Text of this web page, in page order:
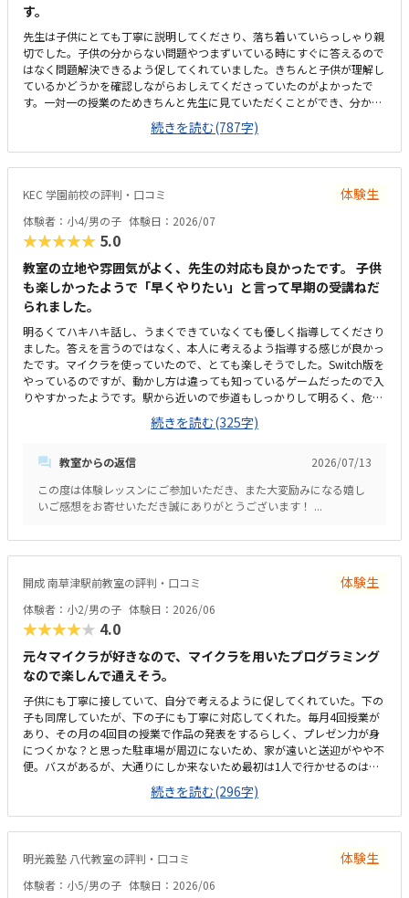
す。
先生は子供にとても丁寧に説明してくださり、落ち着いていらっしゃり親
切でした。子供の分からない問題やつまずいている時にすぐに答えるので
はなく問題解決できるよう促してくれていました。きちんと子供が理解し
ているかどうかを確認しながらおしえてくださっていたのがよかったで
す。一対一の授業のためきちんと先生に見ていただくことができ、分から
ない時も先生に質問できるので子供にとっても安心して授業が受けれると
思いました。独自のプログラムを利用し、設定された目標に基づいたクラ
スだと思います。発表する日もあるようで、自分の言葉で考えや意見を伝
える力が養えることも魅力だと思いました。教材もきちんと用意していて
くださり、説明も子供がわかりやすいように丁寧でした。駐車場はとても
広く、時間制限もないため授業の時間停めることができることがよかった
です。個人的には家から子供が自分で通える距離ではないのが残念です。
教室がほかの会社の一部にありますが、体験中はとても静かで特に気にな
ることはありませんでした。広さは一対一のクラスのためちょうどよい大
きさです。机も椅子も清潔でシンプルで集中できる環境です。他のプログ
ラミングのクラスの費用などとくらべていないのでわかりませんが、個人
的には安くはないです。個別クラスなら妥当な授業料とは感じます。子供
は知っているけど、普段遊んだことがないマインクラフトで遊びながら学
べ、嬉しくて楽しかったようです。普段、座学が得意ではない子供集中し
て話しを聞いたり問題に取り組めていたのは先生やカリキュラムがよかっ
たからと思いました。あっという間に時間がすぎ、もっとやりたいと思う
気持ちのまま授業が終わってしまいました。実際通うことができたら沢山
のことを学ぶことができるだろうと思いました。もっと学びたい、やりた
いという気持ちで楽しくまなべることは素晴らしいと思います。
続きを読む(787字)
KEC 学園前校の評判・口コミ 体験生
体験者：小4/男の子 体験日：2026/07
★★★★★ 5.0
教室の立地や雰囲気がよく、先生の対応も良かったです。 子供
も楽しかったようで「早くやりたい」と言って早期の受講ねだ
られました。
明るくてハキハキ話し、うまくできていなくても優しく指導してくださり
ました。答えを言うのではなく、本人に考えるよう指導する感じが良かっ
たです。マイクラを使っていたので、とても楽しそうでした。Switch版を
やっているのですが、動かし方は違っても知っているゲームだったので入
りやすかったようです。駅から近いので歩道もしっかりして明るく、危な
い場所もないのでとても良いと思います。明るくて大きい液晶モニター
で、少人数制らしくひとりのスペースがゆったりと取ってあって良かっ
くこんなものかなと思います。指導してくださった先生が、明るく優しく
続きを読む(325字)
教室からの返信
2026/07/13
この度は体験レッスンにご参加いただき、また大変励みになる嬉し
いご感想をお寄せいただき誠にありがとうございます！ ...
開成 南草津駅前教室の評判・口コミ 体験生
体験者：小2/男の子 体験日：2026/06
★★★★★ 4.0
元々マイクラが好きなので、マイクラを用いたプログラミング
なので楽しんで通えそう。
子供にも丁寧に接していて、自分で考えるように促してくれていた。下の
子も同席していたが、下の子にも丁寧に対応してくれた。毎月4回授業が
あり、その月の4回目の授業で作品の発表をするらしく、プレゼン力が身
につくかな？と思った駐車場が周辺にないため、家が遠いと送迎がやや不
便。バスがあるが、大通りにしか来ないため最初は1人で行かせるのはや
や不安。少人数制のため教室は狭いが先生の目は行き届きそうだと思う。
自習室も完備されているので、迎えの時間が遅くなっても自習室で待って
てもらえるので安心。プログラミングの料金はやや高めだが、プログラミ
ングだけでなく、プレゼン力なども育つかなと思うと、まぁありかな。
続きを読む(296字)
明光義塾 八代教室の評判・口コミ 体験生
体験者：小5/男の子 体験日：2026/06